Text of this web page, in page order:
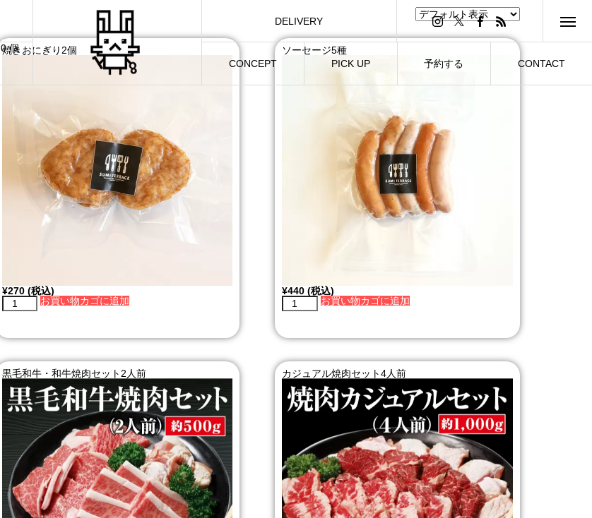
0 個
CONCEPT
PICK UP 予約する CONTACT
DELIVERY
焼きおにぎり2個
¥270 (税込)
お買い物カゴに追加
ソーセージ5種
¥440 (税込)
お買い物カゴに追加
黒毛和牛・和牛焼肉セット2人前 カジュアル焼肉セット4人前